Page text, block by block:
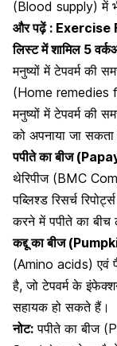
(Blood supply) में
और पढ़ें : Exercise
लिस्ट में शामिल 5
मनुष्यों में टेपवर्म की
(Home remedies
मनुष्यों में टेपवर्म की
को अपनाया जा
पपीते का बीज
थेरिपीज (BMC
पब्लिश्ड रिसर्च
करने में पपीते का बीच
कद्दू का बीज
(Amino acids) एवं
है, जो टेपवर्म के
सहायक हो सकते हैं।
नोट: पपीते का बीज